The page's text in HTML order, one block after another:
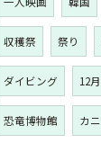
収穫祭 祭り
ダイビング 12月
恐竜博物館 カニ